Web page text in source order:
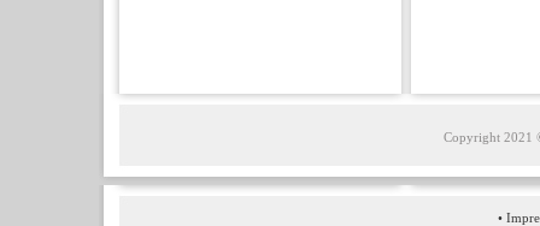
Copyright 2021
•